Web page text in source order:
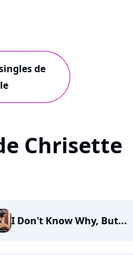
de
Chrisette
I Don't Know Why, But...